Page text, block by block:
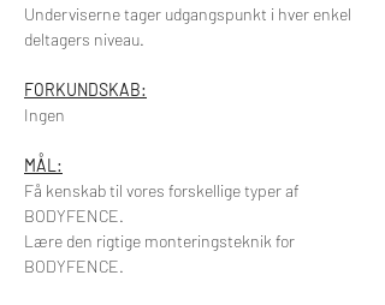
Underviserne tager udgangspunkt i hver enkel
deltagers niveau.
FORKUNDSKAB:
Ingen
MÅL:
Få kenskab til vores forskellige typer af
BODYFENCE.
Lære den rigtige monteringsteknik for
BODYFENCE.